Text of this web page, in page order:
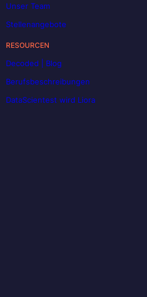
Unser Team
Stellenangebote
RESOURCEN
Decoded | Blog
Berufsbeschreibungen
DataScientest wird Liora